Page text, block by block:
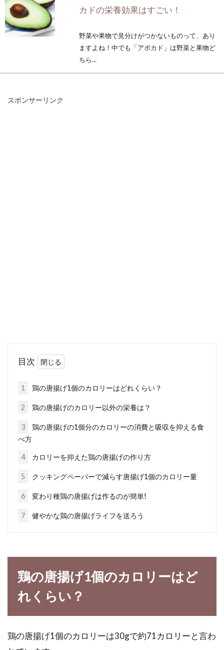
カドの栄養効果はすごい！
野菜や果物で見分けがつかないものって、あり
ますよね！中でも「アボカド」は野菜と果物ど
ちら...
い材料で作れる簡単レシピ
アレンジのご紹介
豚丼は豚肉の旨味と甘辛いタレがご飯と合って
美味しいですよね。近年では豚丼は人気で、お
培は害虫対策が大切
家庭菜園で育てる野菜は、どんなものが良いの
長く収穫...
スポンサーリンク
目次
1 鶏の唐揚げ1個のカロリーはどれくらい？
2 鶏の唐揚げのカロリー以外の栄養は？
3
鶏の唐揚げの1個分のカロリーの消費と吸収を抑える食
べ方
4 カロリーを抑えた鶏の唐揚げの作り方
5 クッキングペーパーで減らす唐揚げ1個のカロリー量
6 変わり種鶏の唐揚げは作るのが簡単!
7 健やかな鶏の唐揚げライフを送ろう
鶏の唐揚げ1個のカロリーはど
れくらい？
鶏の唐揚げ1個のカロリーは30gで約71カロリーと言わ